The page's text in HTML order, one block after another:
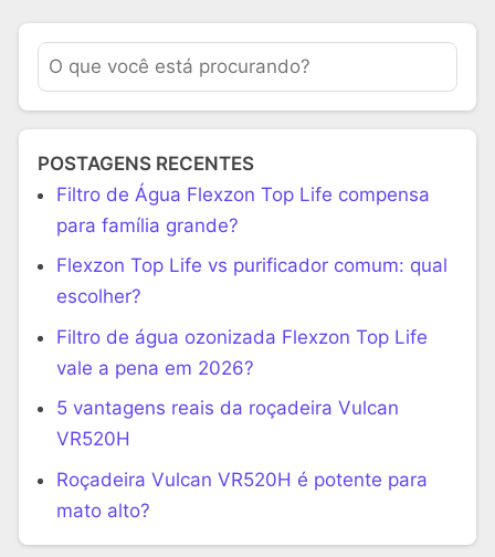
POSTAGENS RECENTES
Filtro de Água Flexzon Top Life compensa
para família grande?
Flexzon Top Life vs purificador comum: qual
escolher?
Filtro de água ozonizada Flexzon Top Life
vale a pena em 2026?
5 vantagens reais da roçadeira Vulcan
VR520H
Roçadeira Vulcan VR520H é potente para
mato alto?